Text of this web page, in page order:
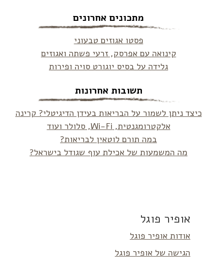
מתכונים אחרונים
פסטו אגוזים טבעוני
קינואה עם אפרסק, זרעי פשתה ואגוזים
גלידה על בסיס יוגורט סויה ופירות
תשובות אחרונות
כיצד ניתן לשמור על הבריאות בעידן הדיגיטלי? קרינה
אלקטרומגנטית, Wi-Fi, סלולר ועוד
במה תורם לוטאין לבריאות?
מה המשמעות של אכילת עוף שגודל בישראל?
אופיר פוגל
אודות אופיר פוגל
הגישה של אופיר פוגל